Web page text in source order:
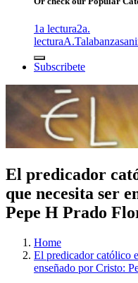
1a lectura2a.
lecturaA.Talabanzas
Subscribete
El predicador
que necesita ser
Pepe H Prado
Home
El predicador católico
enseñado por Cristo: